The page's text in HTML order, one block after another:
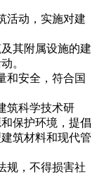
动，实施对建
其附属设施的建
。
安全，符合国
科学技术研
保护环境，提倡
筑材料和现代管
，不得损害社